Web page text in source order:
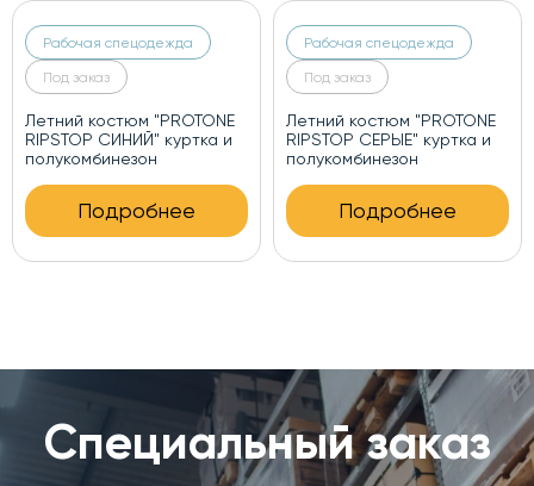
Рабочая спецодежда
Под заказ
Летний костюм "PROTONE
RIPSTOP СИНИЙ" куртка и
полукомбинезон
Подробнее
Рабочая спецодежда
Под заказ
Летний костюм "PROTONE
RIPSTOP СЕРЫЕ" куртка и
полукомбинезон
Подробнее
Специальный заказ